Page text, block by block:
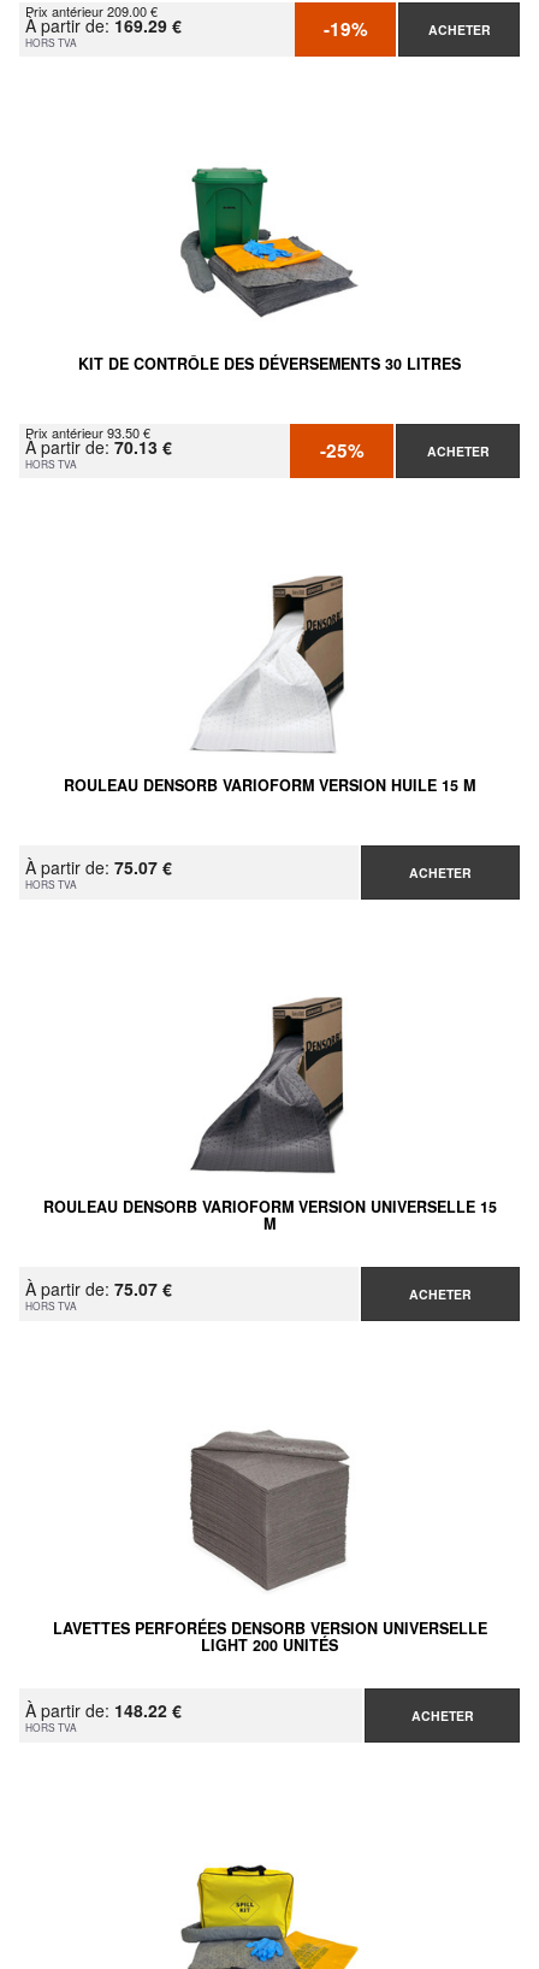
Prix antérieur 209.00 €
À partir de: 169.29 €
HORS TVA -19% ACHETER
KIT DE CONTRÔLE DES DÉVERSEMENTS 30 LITRES
Prix antérieur 93.50 €
À partir de: 70.13 €
HORS TVA -25% ACHETER
ROULEAU DENSORB VARIOFORM VERSION HUILE 15 M
À partir de: 75.07 €
HORS TVA
ACHETER
ROULEAU DENSORB VARIOFORM VERSION UNIVERSELLE 15
M
À partir de: 75.07 €
HORS TVA
ACHETER
LAVETTES PERFORÉES DENSORB VERSION UNIVERSELLE
LIGHT 200 UNITÉS
À partir de: 148.22 €
HORS TVA
ACHETER